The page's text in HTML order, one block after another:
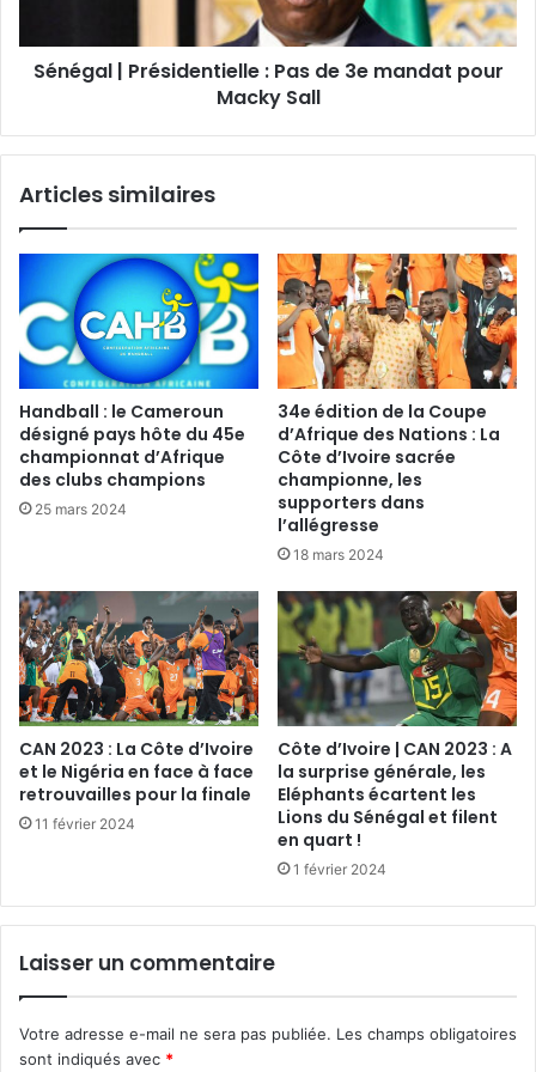
Sénégal | Présidentielle : Pas de 3e mandat pour
Macky Sall
Articles similaires
Handball : le Cameroun
désigné pays hôte du 45e
championnat d’Afrique
des clubs champions
25 mars 2024
34e édition de la Coupe
d’Afrique des Nations : La
Côte d’Ivoire sacrée
championne, les
supporters dans
l’allégresse
18 mars 2024
CAN 2023 : La Côte d’Ivoire
et le Nigéria en face à face
retrouvailles pour la finale
11 février 2024
Côte d’Ivoire | CAN 2023 : A
la surprise générale, les
Eléphants écartent les
Lions du Sénégal et filent
en quart !
1 février 2024
Laisser un commentaire
Votre adresse e-mail ne sera pas publiée. Les champs obligatoires
sont indiqués avec *